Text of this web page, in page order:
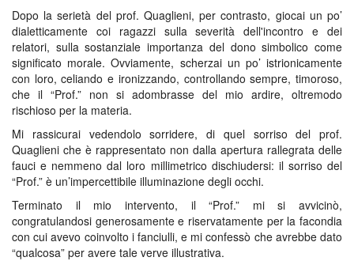
Dopo la serietà del prof. Quaglieni, per contrasto, giocai un po’
dialetticamente coi ragazzi sulla severità dell'incontro e dei
relatori, sulla sostanziale importanza del dono simbolico come
significato morale. Ovviamente, scherzai un po’ istrionicamente
con loro, celiando e ironizzando, controllando sempre, timoroso,
che il “Prof.” non si adombrasse del mio ardire, oltremodo
rischioso per la materia.
Mi rassicurai vedendolo sorridere, di quel sorriso del prof.
Quaglieni che è rappresentato non dalla apertura rallegrata delle
fauci e nemmeno dal loro millimetrico dischiudersi: il sorriso del
“Prof.” è un’impercettibile illuminazione degli occhi.
Terminato il mio intervento, il “Prof.” mi si avvicinò,
congratulandosi generosamente e riservatamente per la facondia
con cui avevo coinvolto i fanciulli, e mi confessò che avrebbe dato
“qualcosa” per avere tale verve illustrativa.